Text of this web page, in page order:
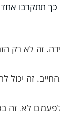
כך תתקרבו
זה לא רק
זה יכול
לא. זה